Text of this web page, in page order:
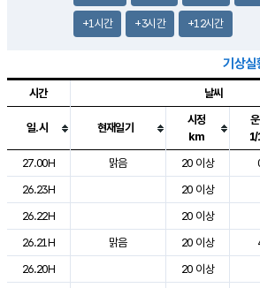
+1시간 +3시간 +12시간
기상실
도시별 기상실황표로 지점, 날씨, 기온, 강수,
시간 날씨
일.시 현재일기
시정
km
27.00H
맑음 20 이상
26.23H
20 이상
26.22H
20 이상
26.21H
맑음 20 이상
26.20H
20 이상